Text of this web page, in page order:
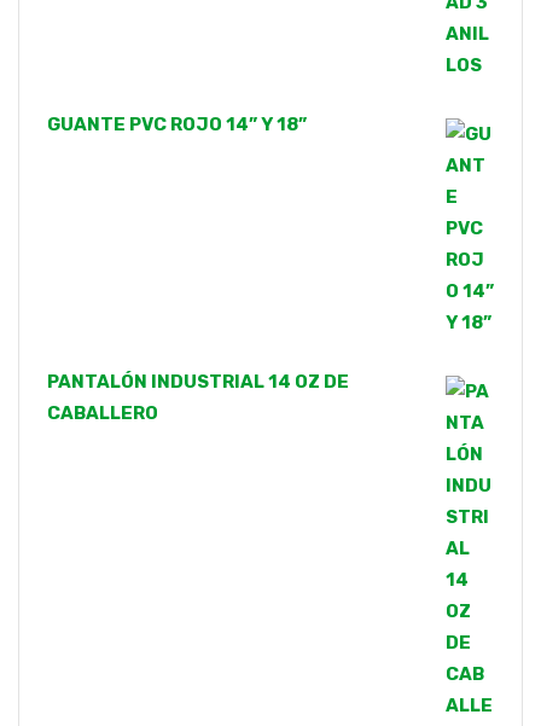
GUANTE PVC ROJO 14” Y 18”
PANTALÓN INDUSTRIAL 14 OZ DE
CABALLERO